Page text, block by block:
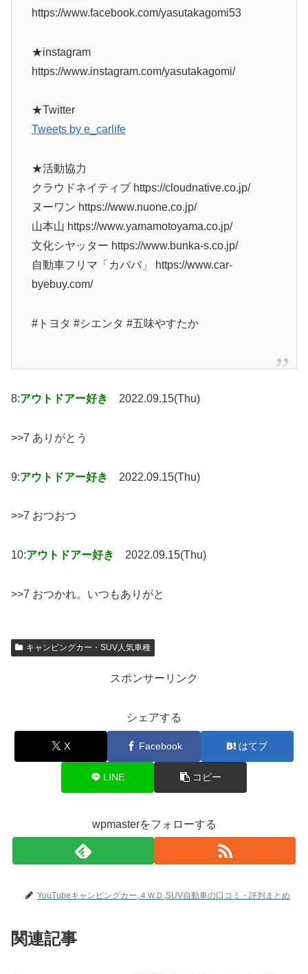
https://www.facebook.com/yasutakagomi53
★instagram
https://www.instagram.com/yasutakagomi/
★Twitter
Tweets by e_carlife
★活動協力
クラウドネイティブ https://cloudnative.co.jp/
ヌーワン https://www.nuone.co.jp/
山本山 https://www.yamamotoyama.co.jp/
文化シヤッター https://www.bunka-s.co.jp/
自動車フリマ「カババ」 https://www.car-
byebuy.com/
#トヨタ #シエンタ #五味やすたか
8:アウトドアー好き 2022.09.15(Thu)
>>7 ありがとう
9:アウトドアー好き 2022.09.15(Thu)
>>7 おつおつ
10:アウトドアー好き 2022.09.15(Thu)
>>7 おつかれ。いつもありがと
キャンピングカー・SUV人気車種
スポンサーリンク
シェアする
X Facebook はてブ
LINE コピー
wpmasterをフォローする
YouTubeキャンピングカー,４ＷＤ,SUV自動車の口コミ・評判まとめ
関連記事